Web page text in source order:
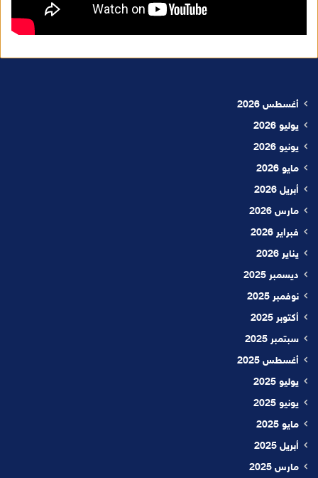
أغسطس 2026
يوليو 2026
يونيو 2026
مايو 2026
أبريل 2026
مارس 2026
فبراير 2026
يناير 2026
ديسمبر 2025
نوفمبر 2025
أكتوبر 2025
سبتمبر 2025
أغسطس 2025
يوليو 2025
يونيو 2025
مايو 2025
أبريل 2025
مارس 2025